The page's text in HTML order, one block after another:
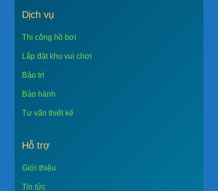
Dịch vụ
Thi công hồ bơi
Lắp đặt khu vui chơi
Bảo trì
Bảo hành
Tư vấn thiết kế
Hỗ trợ
Giới thiệu
Tin tức